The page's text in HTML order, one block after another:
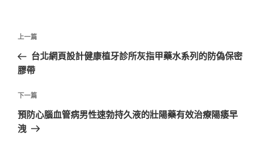
文
導
覽
上
一
篇
章
上一篇
台北網頁設計健康植牙診所灰指甲藥水系列的防偽保密
膠帶
下
一
篇
下一篇
預防心腦血管病男性速勃持久液的壯陽藥有效治療陽痿早
洩